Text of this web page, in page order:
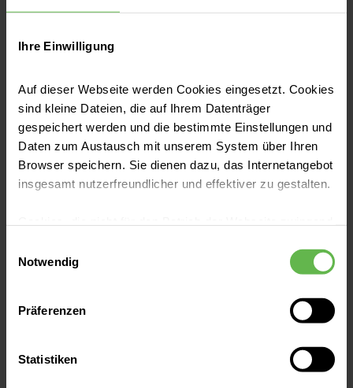
Ihre Einwilligung
Auf dieser Webseite werden Cookies eingesetzt. Cookies
sind kleine Dateien, die auf Ihrem Datenträger
gespeichert werden und die bestimmte Einstellungen und
Daten zum Austausch mit unserem System über Ihren
Browser speichern. Sie dienen dazu, das Internetangebot
insgesamt nutzerfreundlicher und effektiver zu gestalten.
eingesetzt werden.
Es steht Ihnen frei, unsere Seite mit nur den notwendigen
Cookies zu benutzen, eine individuelle Auswahl
oder durch Auswahl von „Alle Cookies akzeptieren“ in die
Notwendig
Präferenzen
Statistiken
werden? Für medizinische Laien ist
es oft schwer, eine Antwort auf
es Ihnen so leicht wie möglich
machen, unsere Qualität
nachzuprüfen: Auf dieser Seite
finden Sie gebündelt alle
für eines unserer Krankenhäuser